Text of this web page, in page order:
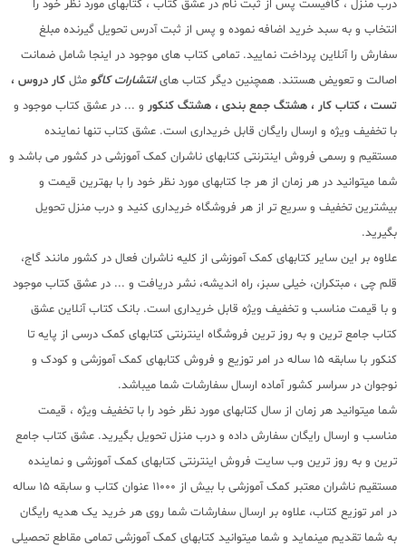
درب منزل ، کافیست پس از ثبت نام در عشق کتاب ، کتابهای مورد نظر خود را
انتخاب و به سبد خرید اضافه نموده و پس از ثبت آدرس تحویل گیرنده مبلغ
سفارش را آنلاین پرداخت نمایید. تمامی کتاب های موجود در اینجا شامل ضمانت
اصالت و تعویض هستند. همچنین دیگر کتاب هایانتشارات کاگو مثل کار دروس ،
تست ، کتاب کار ، هشتگ جمع بندی ، هشتگ کنکور و ... در عشق کتاب موجود و
با تخفیف ویژه و ارسال رایگان قابل خریداری است. عشق کتاب تنها نماینده
مستقیم و رسمی فروش اینترنتی کتابهای ناشران کمک آموزشی در کشور می باشد و
شما میتوانید در هر زمان از هر جا کتابهای مورد نظر خود را با بهترین قیمت و
بیشترین تخفیف و سریع تر از هر فروشگاه خریداری کنید و درب منزل تحویل
بگیرید.
علاوه بر این سایر کتابهای کمک آموزشی از کلیه ناشران فعال در کشور مانند گاج،
قلم چی ، مبتکران، خیلی سبز، راه اندیشه، نشر دریافت و ... در عشق کتاب موجود
و با قیمت مناسب و تخفیف ویژه قابل خریداری است. بانک کتاب آنلاین عشق
کتاب جامع ترین و به روز ترین فروشگاه اینترنتی کتابهای کمک درسی از پایه تا
کنکور با سابقه 15 ساله در امر توزیع و فروش کتابهای کمک آموزشی و کودک و
نوجوان در سراسر کشور آماده ارسال سفارشات شما میباشد.
شما میتوانید هر زمان از سال کتابهای مورد نظر خود را با تخفیف ویژه ، قیمت
مناسب و ارسال رایگان سفارش داده و درب منزل تحویل بگیرید. عشق کتاب جامع
ترین و به روز ترین وب سایت فروش اینترنتی کتابهای کمک آموزشی و نماینده
مستقیم ناشران معتبر کمک آموزشی با بیش از 11000 عنوان کتاب و سابقه 15 ساله
در امر توزیع کتاب، علاوه بر ارسال سفارشات شما روی هر خرید یک هدیه رایگان
به شما تقدیم مینماید و شما میتوانید کتابهای کمک آموزشی تمامی مقاطع تحصیلی